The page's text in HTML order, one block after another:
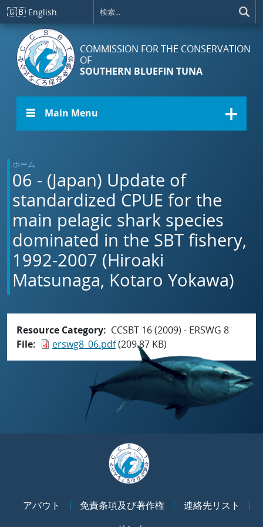
メインコンテンツに移動
🇬🇧 English
COMMISSION FOR THE CONSERVATION
OF
SOUTHERN BLUEFIN TUNA
☰ Main Menu
ホーム
06 - (Japan) Update of
standardized CPUE for the
main pelagic shark species
dominated in the SBT fishery,
1992-2007 (Hiroaki
Matsunaga, Kotaro Yokawa)
Resource Category
CCSBT 16 (2009) - ERSWG 8
File
erswg8_06.pdf(209.87 KB)
アバウト 免責条項及び著作権
連絡先リスト